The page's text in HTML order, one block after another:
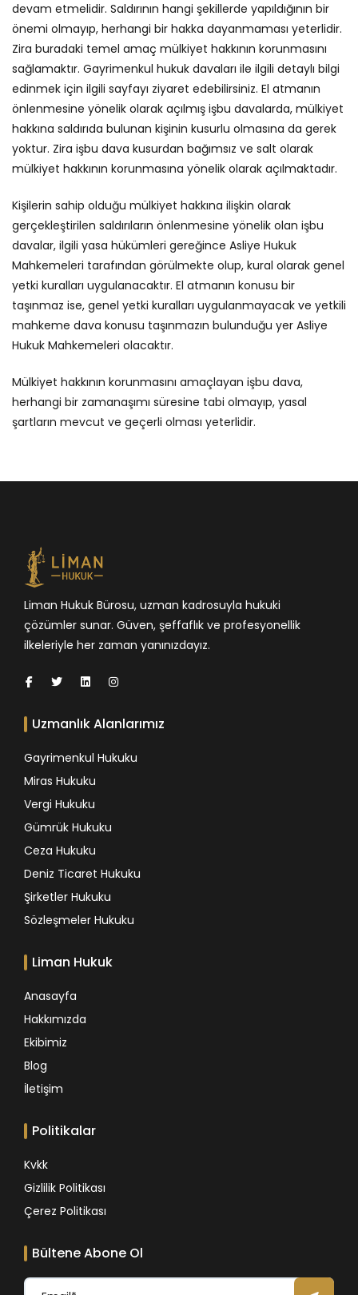
devam etmelidir. Saldırının hangi şekillerde yapıldığının bir
önemi olmayıp, herhangi bir hakka dayanmaması yeterlidir.
Zira buradaki temel amaç mülkiyet hakkının korunmasını
sağlamaktır. Gayrimenkul hukuk davaları ile ilgili detaylı bilgi
edinmek için ilgili sayfayı ziyaret edebilirsiniz. El atmanın
önlenmesine yönelik olarak açılmış işbu davalarda, mülkiyet
hakkına saldırıda bulunan kişinin kusurlu olmasına da gerek
yoktur. Zira işbu dava kusurdan bağımsız ve salt olarak
mülkiyet hakkının korunmasına yönelik olarak açılmaktadır.
Kişilerin sahip olduğu mülkiyet hakkına ilişkin olarak
gerçekleştirilen saldırıların önlenmesine yönelik olan işbu
davalar, ilgili yasa hükümleri gereğince Asliye Hukuk
Mahkemeleri tarafından görülmekte olup, kural olarak genel
yetki kuralları uygulanacaktır. El atmanın konusu bir
taşınmaz ise, genel yetki kuralları uygulanmayacak ve yetkili
mahkeme dava konusu taşınmazın bulunduğu yer Asliye
Hukuk Mahkemeleri olacaktır.
Mülkiyet hakkının korunmasını amaçlayan işbu dava,
herhangi bir zamanaşımı süresine tabi olmayıp, yasal
şartların mevcut ve geçerli olması yeterlidir.
Liman Hukuk Bürosu, uzman kadrosuyla hukuki
çözümler sunar. Güven, şeffaflık ve profesyonellik
ilkeleriyle her zaman yanınızdayız.
Uzmanlık Alanlarımız
Gayrimenkul Hukuku
Miras Hukuku
Vergi Hukuku
Gümrük Hukuku
Ceza Hukuku
Deniz Ticaret Hukuku
Şirketler Hukuku
Sözleşmeler Hukuku
Liman Hukuk
Anasayfa
Hakkımızda
Ekibimiz
Blog
İletişim
Politikalar
Kvkk
Gizlilik Politikası
Çerez Politikası
Bültene Abone Ol